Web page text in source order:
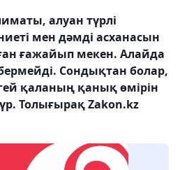
алуан түрлі
мен дәмді асханасын
ғажайып мекен. Алайда
Сондықтан болар,
қаланың қанық өмірін
Толығырақ Zakon.kz